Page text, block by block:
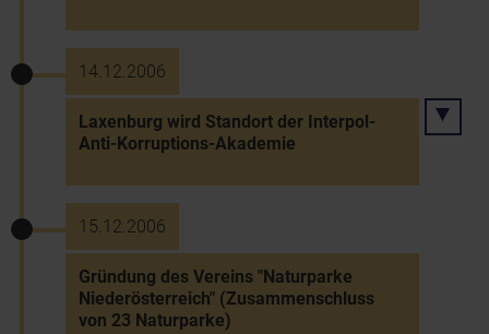
14.12.2006
Laxenburg wird Standort der Interpol-
Anti-Korruptions-Akademie
15.12.2006
Gründung des Vereins "Naturparke
Niederösterreich" (Zusammenschluss
von 23 Naturparke)